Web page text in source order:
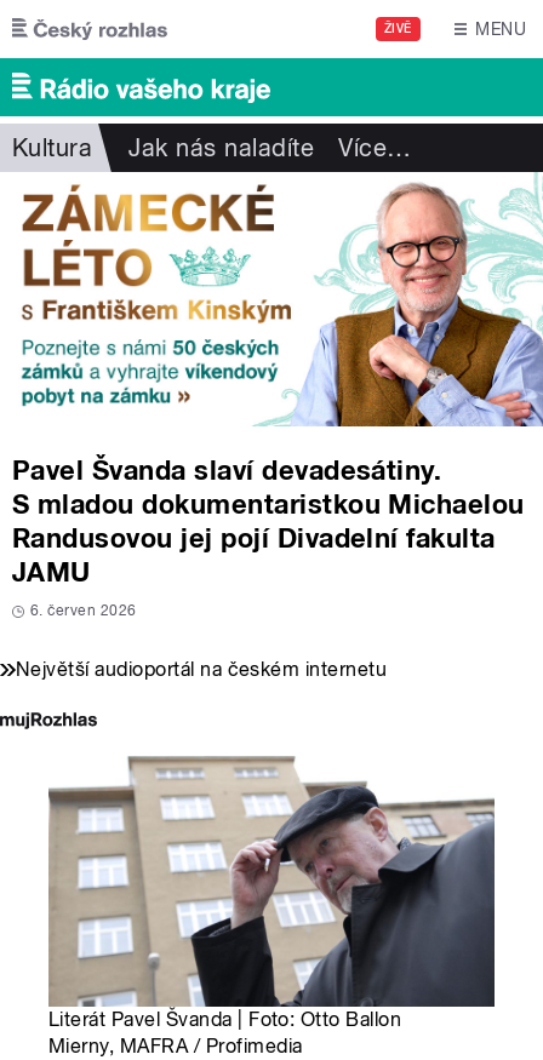
Přejít k hlavnímu obsahu
ŽIVĚ MENU
Kultura Jak nás naladíte Více…
Pavel Švanda slaví devadesátiny.
S mladou dokumentaristkou Michaelou
Randusovou jej pojí Divadelní fakulta
JAMU
6. červen 2026
Největší audioportál na českém internetu
Literát Pavel Švanda | Foto: Otto Ballon
Mierny, MAFRA / Profimedia